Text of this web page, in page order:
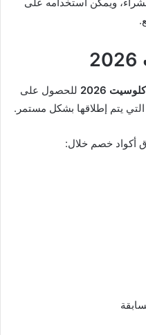
2026
للحصول على
يتم إطلاقها بشكل مستمر.